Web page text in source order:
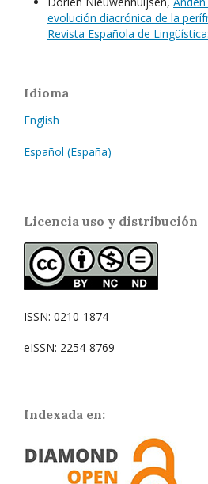
evolución diacrónica de la
Revista Española de
Idioma
English
Español (España)
Licencia uso y distribución
ISSN: 0210-1874
eISSN: 2254-8769
Indexada en: